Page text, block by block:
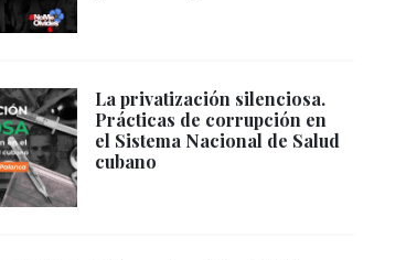
La privatización silenciosa.
Prácticas de corrupción en
el Sistema Nacional de Salud
cubano